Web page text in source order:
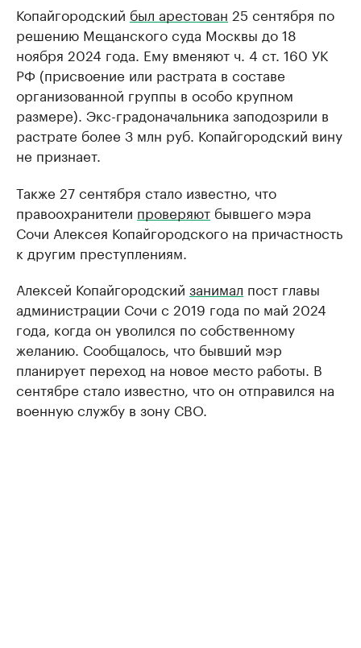
Копайгородский был арестован 25 сентября по
решению Мещанского суда Москвы до 18
ноября 2024 года. Ему вменяют ч. 4 ст. 160 УК
РФ (присвоение или растрата в составе
организованной группы в особо крупном
размере). Экс-градоначальника заподозрили в
растрате более 3 млн руб. Копайгородский вину
не признает.
Также 27 сентября стало известно, что
правоохранители проверяют бывшего мэра
Сочи Алексея Копайгородского на причастность
к другим преступлениям.
Алексей Копайгородский занимал пост главы
администрации Сочи с 2019 года по май 2024
года, когда он уволился по собственному
желанию. Сообщалось, что бывший мэр
планирует переход на новое место работы. В
сентябре стало известно, что он отправился на
военную службу в зону СВО.